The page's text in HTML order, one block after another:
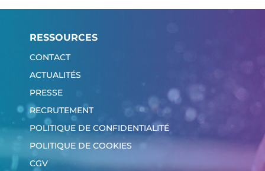
RESSOURCES
CONTACT
ACTUALITÉS
PRESSE
RECRUTEMENT
POLITIQUE DE CONFIDENTIALITÉ
POLITIQUE DE COOKIES
CGV